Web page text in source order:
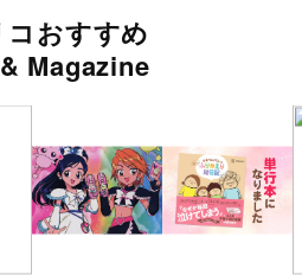
コおすすめ
Magazine